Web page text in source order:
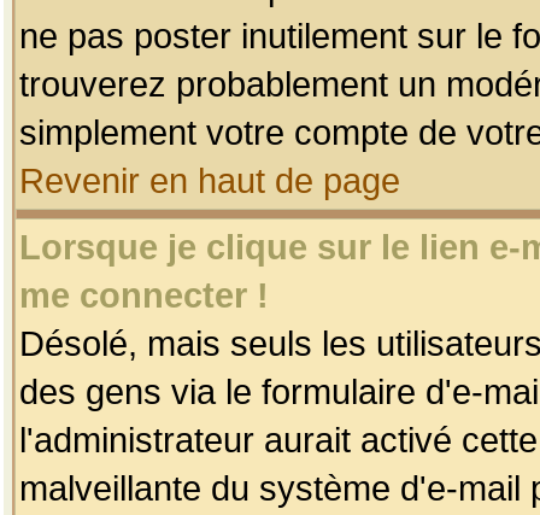
ne pas poster inutilement sur le
trouverez probablement un
simplement votre compte de
Revenir en haut de page
Lorsque je clique sur le lien
me connecter !
Désolé, mais seuls les
des gens via le formulaire d'e-
l'administrateur aurait activé
malveillante du système d'e-